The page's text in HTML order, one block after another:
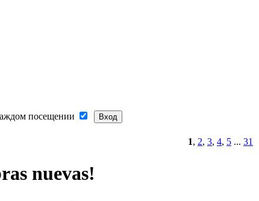
посещении
1, 2, 3, 4, 5 ... 31
nuevas!